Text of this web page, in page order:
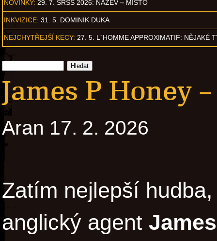
NOVINKY: 29. 7. SRSS 2026: NÁZEV ~ MÍSTO
INKVIZICE: 31. 5. DOMINIK DUKA
NEJCHYTŘEJŠÍ KECY: 27. 5. L´HOMME APPROXIMATIF: NĚJAKÉ
James P Honey
Aran 17. 2. 2026
Zatím nejlepší
anglický agent